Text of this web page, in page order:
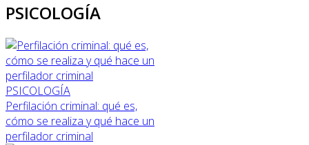
PSICOLOGÍA
PSICOLOGÍA
Perfilación criminal: qué es,
cómo se realiza y qué hace un
perfilador criminal